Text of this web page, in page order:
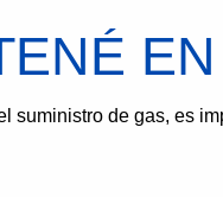
suministro de gas, es